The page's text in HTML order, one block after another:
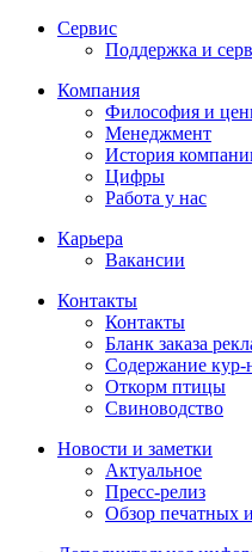
Сервис
Поддержка и
Компания
Философия и
Менеджмент
История
Цифры
Работа у нас
Карьера
Вакансии
Контакты
Контакты
Бланк заказа
Содержание кур-
Откорм птицы
Свиноводство
Новости и заметки
Актуальное
Пресс-релиз
Обзор печатных